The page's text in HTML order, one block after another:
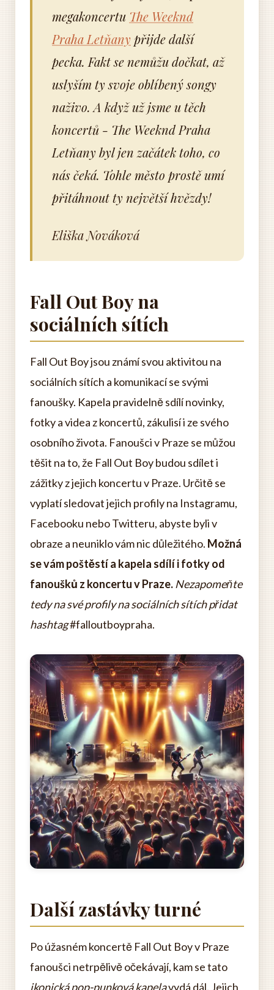
megakoncertu The Weeknd
Praha Letňany přijde další
pecka. Fakt se nemůžu dočkat, až
uslyším ty svoje oblíbený songy
naživo. A když už jsme u těch
koncertů - The Weeknd Praha
Letňany byl jen začátek toho, co
nás čeká. Tohle město prostě umí
přitáhnout ty největší hvězdy!
Eliška Nováková
Fall Out Boy na
sociálních sítích
Fall Out Boy jsou známí svou aktivitou na
sociálních sítích a komunikací se svými
fanoušky. Kapela pravidelně sdílí novinky,
fotky a videa z koncertů, zákulisí i ze svého
osobního života. Fanoušci v Praze se můžou
těšit na to, že Fall Out Boy budou sdílet i
zážitky z jejich koncertu v Praze. Určitě se
vyplatí sledovat jejich profily na Instagramu,
Facebooku nebo Twitteru, abyste byli v
obraze a neuniklo vám nic důležitého. Možná
se vám poštěstí a kapela sdílí i fotky od
fanoušků z koncertu v Praze. Nezapomeňte
tedy na své profily na sociálních sítích přidat
hashtag#falloutboypraha.
Další zastávky turné
Po úžasném koncertě Fall Out Boy v Praze
fanoušci netrpělivě očekávají, kam se tato
ikonická pop-punková kapelavydá dál. Jejich